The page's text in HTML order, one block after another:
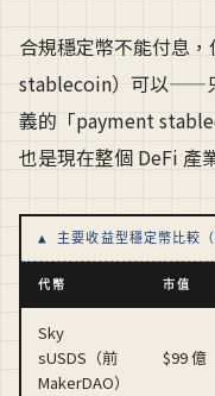
合規穩定幣不能付息，
stablecoin）可以——
義的「payment
也是現在整個 DeFi 產
▲ 主要收益型穩定幣比較
代幣 市值
Sky
sUSDS（前
MakerDAO）
$99 億